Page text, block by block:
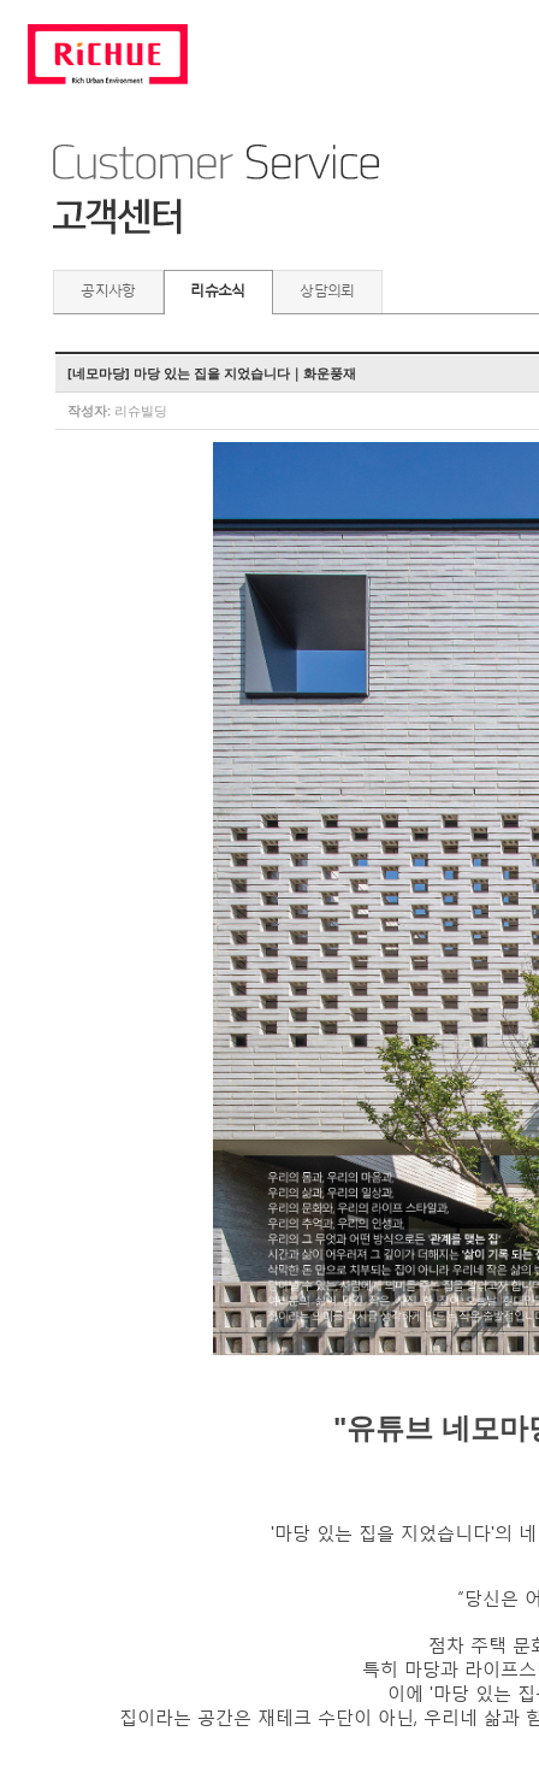
공지사항 리슈소식 상담의뢰
[네모마당] 마당 있는 집을 지었습니다｜화운풍재
작성자: 리슈빌딩
"유튜브 네모마
'마당 있는 집을 지었습니다'의
“당신은
점차 주택 문
특히 마당과 라이프
이에 '마당 있는
집이라는 공간은 재테크 수단이 아닌, 우리네 삶과